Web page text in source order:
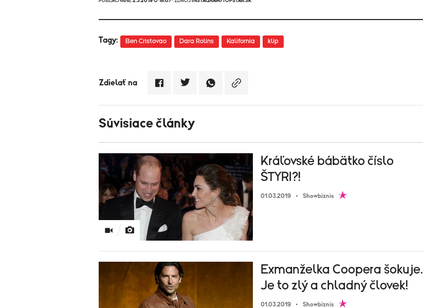
Tagy: Ben Cristovao Dara Rolins Kalifornia klip
Zdielať na
Súvisiace články
Kráľovské bábätko číslo
ŠTYRI?!
01.03.2019 Showbiznis
Exmanželka Coopera šokuje.
Je to zlý a chladný človek!
01.03.2019 Showbiznis